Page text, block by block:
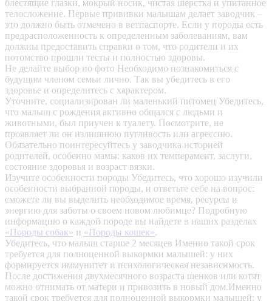
блестящие глазки, мокрый носик, чистая шерстка и упитанное
телосложение. Первые прививки малышам делает заводчик –
это должно быть отмечено в ветпаспорте. Если у породы есть
предрасположенность к определенным заболеваниям, вам
должны предоставить справки о том, что родители и их
потомство прошли тесты и полностью здоровы.
Не делайте выбор по фото Необходимо познакомиться с
будущим членом семьи лично. Так вы убедитесь в его
здоровье и определитесь с характером.
Уточните, социализирован ли маленький питомец Убедитесь,
что малыш с рождения активно общался с людьми и
животными, был приучен к туалету. Посмотрите, не
проявляет ли он излишнюю пугливость или агрессию.
Обязательно поинтересуйтесь у заводчика историей
родителей, особенно мамы: каков их темперамент, заслуги,
состояние здоровья и возраст вязки.
Изучите особенности породы Убедитесь, что хорошо изучили
особенности выбранной породы, и ответьте себе на вопрос:
сможете ли вы выделить необходимое время, ресурсы и
энергию для заботы о своем новом любимце? Подробную
информацию о каждой породе вы найдете в наших разделах
«Породы собак» и «Породы кошек».
Убедитесь, что малыш старше 2 месяцев Именно такой срок
требуется для полноценной выкормки малышей: у них
формируется иммунитет и психологическая независимость.
После достижения двухмесячного возраста щенков или котят
можно отнимать от матери и привозить в новый дом.Именно
такой срок требуется для полноценной выкормки малышей: у